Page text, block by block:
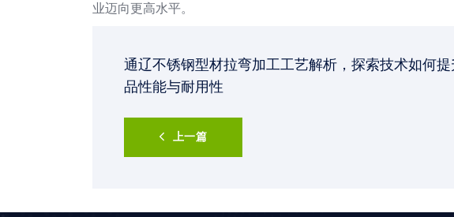
业迈向更高水平。
通辽不锈钢型材拉弯加工工艺解析，探索技术如何
品性能与耐用性
上一篇